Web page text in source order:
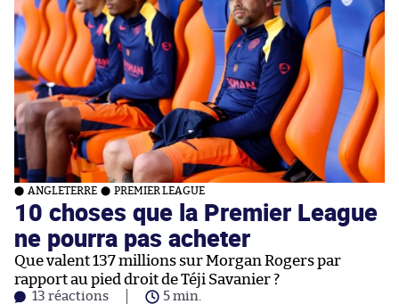
ANGLETERRE PREMIER LEAGUE
10 choses que la Premier League
ne pourra pas acheter
Que valent 137 millions sur Morgan Rogers par
rapport au pied droit de Téji Savanier ?
13 réactions 5 min.